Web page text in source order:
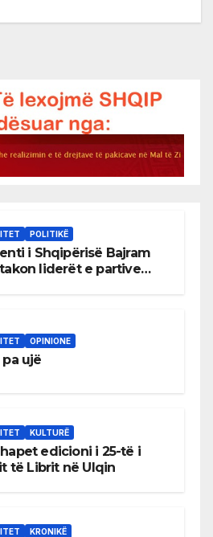
POLITIKË
i Shqipërisë Bajram
liderët e partive
OPINIONE
pa ujë
KULTURË
edicioni i 25-të i
të Librit në Ulqin
KRONIKË